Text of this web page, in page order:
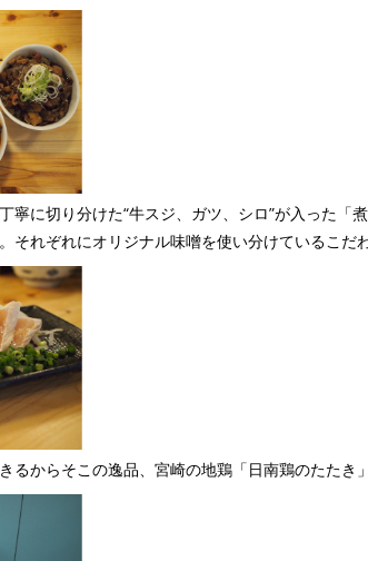
寧に切り分けた“牛スジ、ガツ、シロ”が入った「
それぞれにオリジナル味噌を使い分けているこだ
るからそこの逸品、宮崎の地鶏「日南鶏のたた